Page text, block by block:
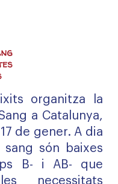
organitza la
a Catalunya,
de gener. A dia
sang són baixes
B- i AB- que
necessitats